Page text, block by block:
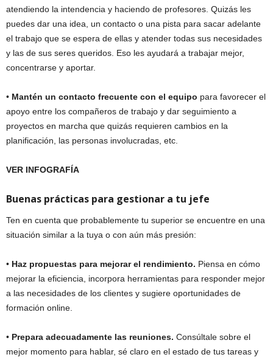
atendiendo la intendencia y haciendo de profesores. Quizás les
puedes dar una idea, un contacto o una pista para sacar adelante
el trabajo que se espera de ellas y atender todas sus necesidades
y las de sus seres queridos. Eso les ayudará a trabajar mejor,
concentrarse y aportar.
• Mantén un contacto frecuente con el equipo para favorecer el
apoyo entre los compañeros de trabajo y dar seguimiento a
proyectos en marcha que quizás requieren cambios en la
planificación, las personas involucradas, etc.
VER INFOGRAFÍA
Buenas prácticas para gestionar a tu jefe
Ten en cuenta que probablemente tu superior se encuentre en una
situación similar a la tuya o con aún más presión:
• Haz propuestas para mejorar el rendimiento. Piensa en cómo
mejorar la eficiencia, incorpora herramientas para responder mejor
a las necesidades de los clientes y sugiere oportunidades de
formación online.
• Prepara adecuadamente las reuniones. Consúltale sobre el
mejor momento para hablar, sé claro en el estado de tus tareas y